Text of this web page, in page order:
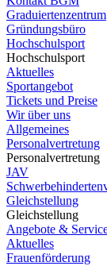
Graduiertenzentrum
Gründungsbüro
Hochschulsport
Hochschulsport
Aktuelles
Sportangebot
Tickets und Preise
Wir über uns
Allgemeines
Personalvertretung
Personalvertretung
JAV
Gleichstellung
Gleichstellung
Angebote &
Aktuelles
Frauenförderung